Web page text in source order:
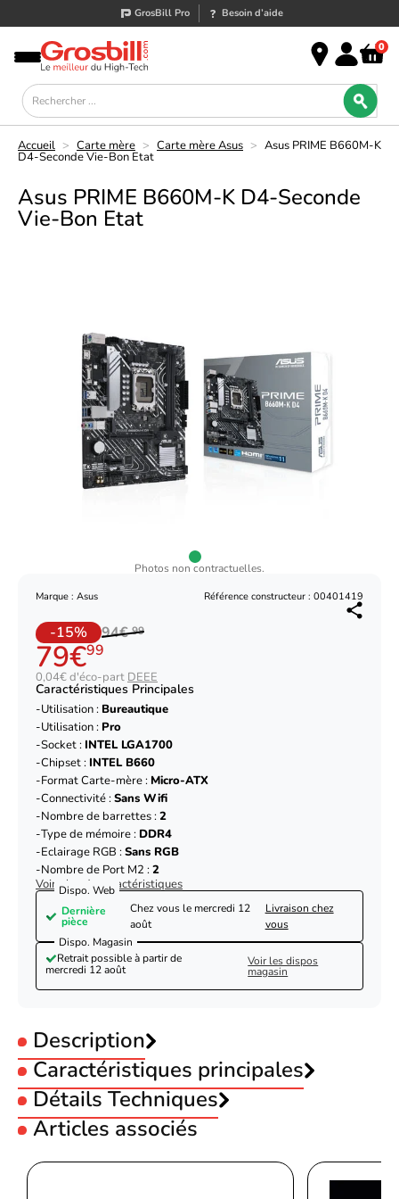
GrosBill Pro Besoin d’aide
0
Accueil > Carte mère > Carte mère Asus > Asus PRIME B660M-K
D4-Seconde Vie-Bon Etat
Asus PRIME B660M-K D4-Seconde
Vie-Bon Etat
Photos non contractuelles.
Marque : Asus Référence constructeur : 00401419
-15% 94€ 99
79€99
0,04€ d'éco-part DEEE
Caractéristiques Principales
Utilisation : Bureautique
Utilisation : Pro
Socket : INTEL LGA1700
Chipset : INTEL B660
Format Carte-mère : Micro-ATX
Connectivité :Sans Wifi
Nombre de barrettes :2
Type de mémoire : DDR4
Eclairage RGB :Sans RGB
Nombre de Port M2 :2
Voir plus de caractéristiques
Dispo. Web
Dernière
pièce
Chez vous le mercredi 12
août
Livraison chez
vous
Dispo. Magasin
Retrait possible à partir de
mercredi 12 août
Voir les dispos
magasin
Description
Asus PRIME B660M-K D4-Seconde Vie-Bon
Caractéristiques principales
Utilisation :Bureautique
Utilisation :Pro
Socket :INTEL LGA1700
Format Carte-mère :Micro-ATX
Connectivité :
Détails Techniques
Processeur
Socket de processeur
Articles associés